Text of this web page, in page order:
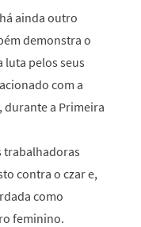
ainda outro
demonstra o
luta pelos seus
com a
durante a Primeira
trabalhadoras
contra o czar e,
como
feminino.